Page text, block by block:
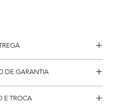
postado em até
PAC dos Correios, com
entre 7
.
DE GARANTIA
925e com relação a
E TROCA